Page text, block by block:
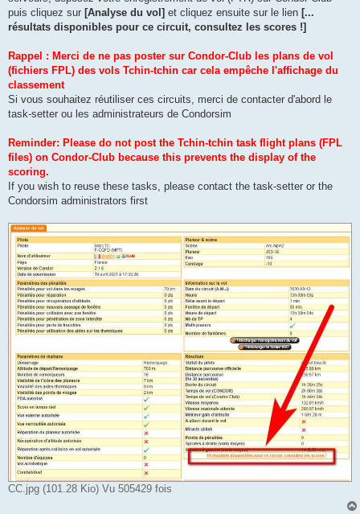
puis cliquez sur [Analyse du vol] et cliquez ensuite sur le lien [...
résultats disponibles pour ce circuit, consultez les scores !]
Rappel : Merci de ne pas poster sur Condor-Club les plans de vol
(fichiers FPL) des vols Tchin-tchin car cela empêche l'affichage du
classement
Si vous souhaitez réutiliser ces circuits, merci de contacter d'abord le
task-setter ou les administrateurs de Condorsim
Reminder: Please do not post the Tchin-tchin task flight plans (FPL
files) on Condor-Club because this prevents the display of the
scoring.
If you wish to reuse these tasks, please contact the task-setter or the
Condorsim administrators first
CC.jpg (101.28 Kio) Vu 505429 fois